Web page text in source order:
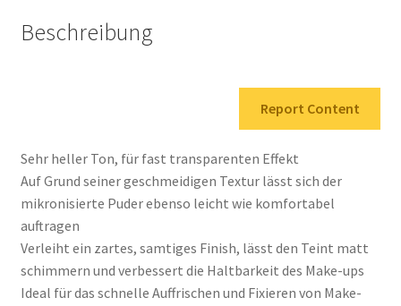
Beschreibung
Report Content
Sehr heller Ton, für fast transparenten Effekt
Auf Grund seiner geschmeidigen Textur lässt sich der
mikronisierte Puder ebenso leicht wie komfortabel
auftragen
Verleiht ein zartes, samtiges Finish, lässt den Teint matt
schimmern und verbessert die Haltbarkeit des Make-ups
Ideal für das schnelle Auffrischen und Fixieren von Make-